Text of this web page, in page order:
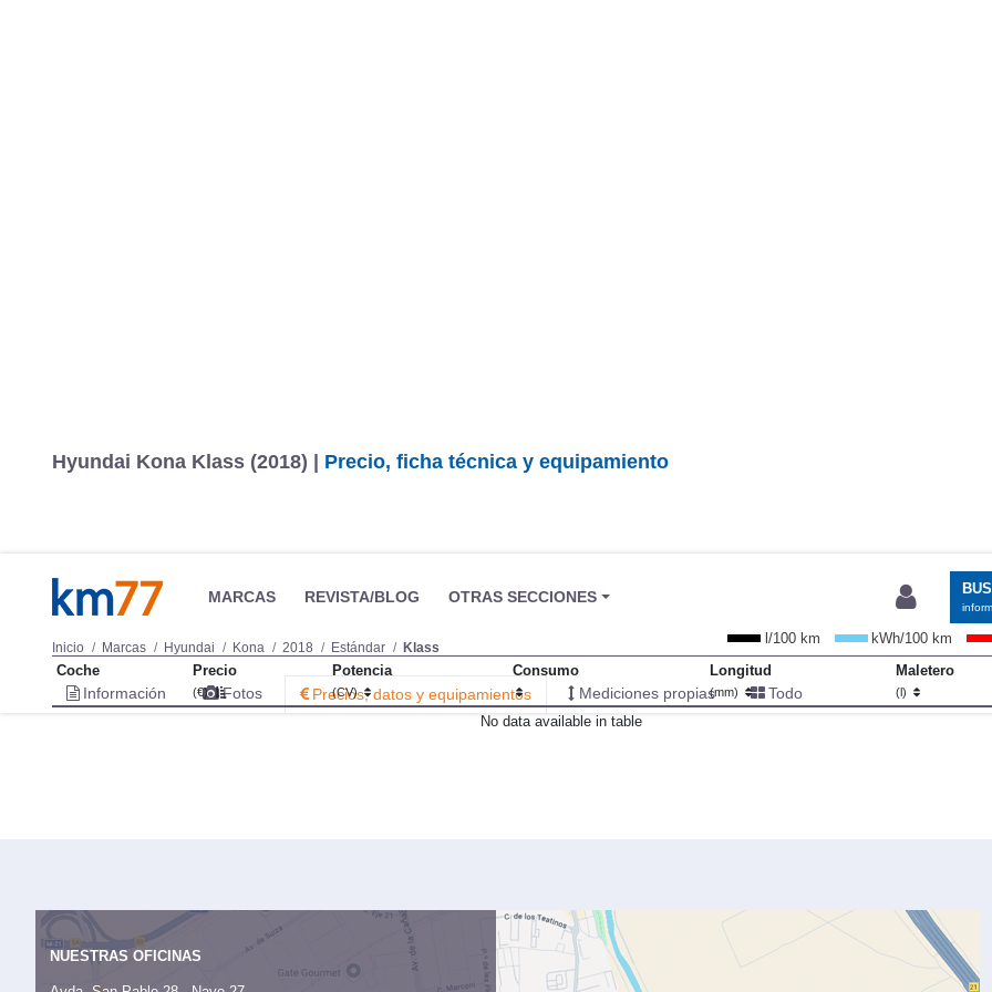
MARCAS REVISTA/BLOG OTRAS SECCIONES
Inicio Marcas Hyundai Kona 2018 Estándar Klass
Información Fotos Precios, datos y equipamientos Mediciones propias Todo
Hyundai Kona Klass (2018) | Precio, ficha técnica y equipamiento
l/100 km kWh/100 km
Coche
Precio
(€)
Potencia
(CV)
Consumo Longitud
(mm)
Maletero
(l)
No data available in table
NUESTRAS OFICINAS